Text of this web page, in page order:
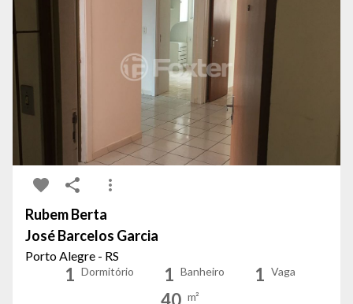
Rubem Berta
José Barcelos Garcia
Porto Alegre - RS
1 Dormitório 1 Banheiro 1 Vaga
40 m²